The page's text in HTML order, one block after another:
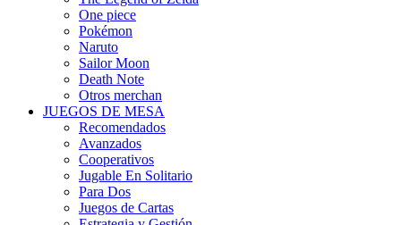
One piece
Pokémon
Naruto
Sailor Moon
Death Note
Otros merchan
JUEGOS DE MESA
Recomendados
Avanzados
Cooperativos
Jugable En Solitario
Para Dos
Juegos de Cartas